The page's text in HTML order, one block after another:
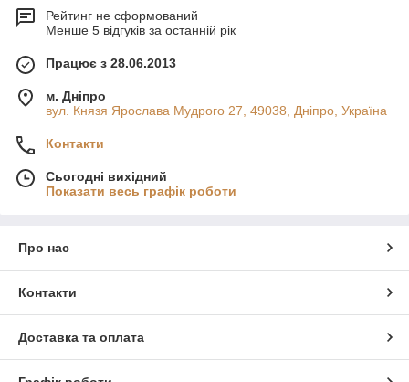
Рейтинг не сформований
Менше 5 відгуків за останній рік
Працює з 28.06.2013
м. Дніпро
вул. Князя Ярослава Мудрого 27, 49038, Дніпро, Україна
Контакти
Сьогодні вихідний
Показати весь графік роботи
Про нас
Контакти
Доставка та оплата